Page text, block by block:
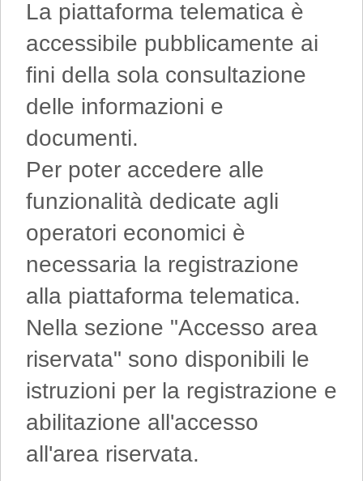
La piattaforma telematica è
accessibile pubblicamente ai
fini della sola consultazione
delle informazioni e
documenti.
Per poter accedere alle
funzionalità dedicate agli
operatori economici è
necessaria la registrazione
alla piattaforma telematica.
Nella sezione "Accesso area
riservata" sono disponibili le
istruzioni per la registrazione e
abilitazione all'accesso
all'area riservata.